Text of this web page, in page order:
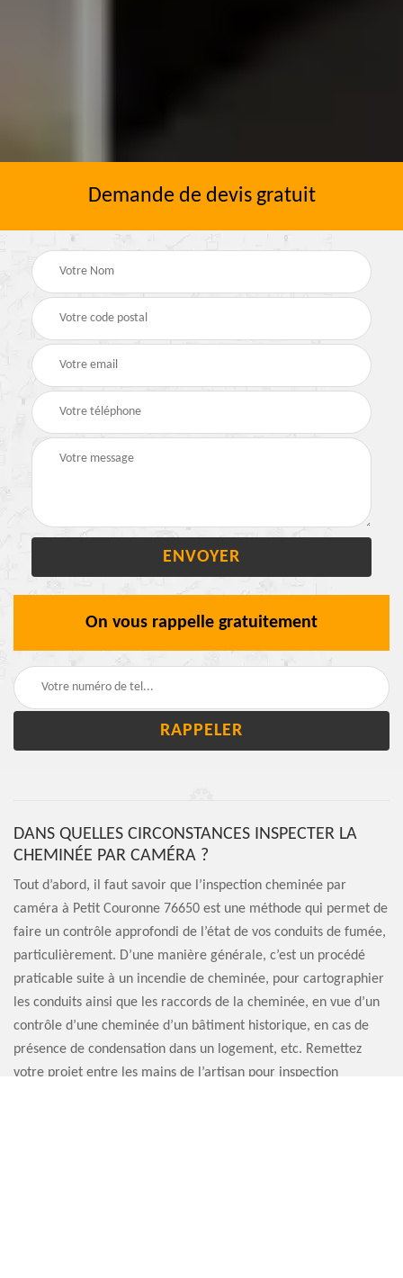
Demande de devis gratuit
On vous rappelle gratuitement
DANS QUELLES CIRCONSTANCES INSPECTER LA
CHEMINÉE PAR CAMÉRA ?
Tout d’abord, il faut savoir que l’inspection cheminée par
caméra à Petit Couronne 76650 est une méthode qui permet de
faire un contrôle approfondi de l’état de vos conduits de fumée,
particulièrement. D’une manière générale, c’est un procédé
praticable suite à un incendie de cheminée, pour cartographier
les conduits ainsi que les raccords de la cheminée, en vue d’un
contrôle d’une cheminée d’un bâtiment historique, en cas de
présence de condensation dans un logement, etc. Remettez
votre projet entre les mains de l’artisan pour inspection